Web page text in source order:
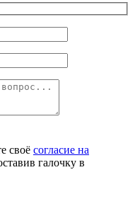
своё согласие на
галочку в